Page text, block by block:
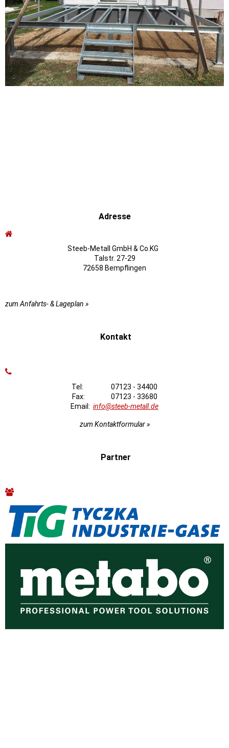
Adresse
Steeb-Metall GmbH & Co.KG
Talstr. 27-29
72658 Bempflingen
zum Anfahrts- & Lageplan »
Kontakt
Tel: 07123 - 34400
Fax: 07123 - 33680
Email: info@steeb-metall.de
zum Kontaktformular »
Partner